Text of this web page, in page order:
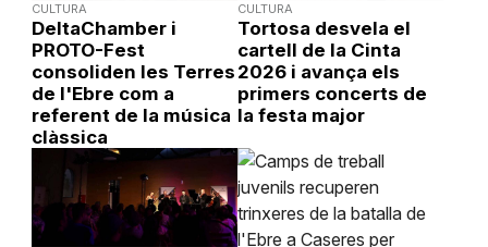
CULTURA
DeltaChamber i
PROTO-Fest
consoliden les Terres
de l'Ebre com a
referent de la música
clàssica
CULTURA
Tortosa desvela el
cartell de la Cinta
2026 i avança els
primers concerts de
la festa major